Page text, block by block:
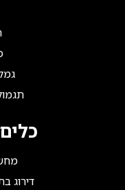
דירוג